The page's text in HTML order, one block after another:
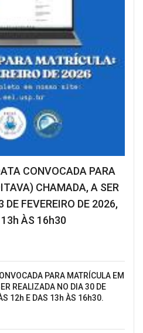
CONVOCADA PARA
CHAMADA, A SER
FEVEREIRO DE 2026,
13h ÀS 16h30
PARA MATRÍCULA EM
REALIZADA NO DIA 30 DE
12h E DAS 13h ÀS 16h30.